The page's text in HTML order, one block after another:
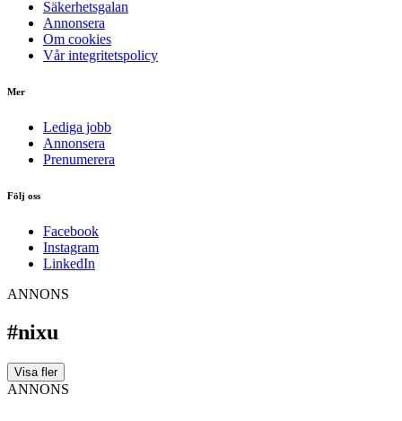
Säkerhetsgalan
Annonsera
Om cookies
Vår integritetspolicy
Mer
Lediga jobb
Annonsera
Prenumerera
Följ oss
Facebook
Instagram
LinkedIn
ANNONS
#nixu
Visa fler
ANNONS